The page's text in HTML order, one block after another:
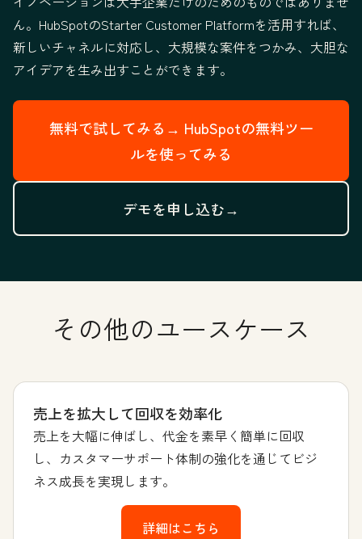
ん。HubSpotのStarter Customer Platformを活用すれば、
新しいチャネルに対応し、大規模な案件をつかみ、大胆な
アイデアを生み出すことができます。
無料で試してみる→ HubSpotの無料ツー
ルを使ってみる
デモを申し込む→
その他のユースケース
売上を拡大して回収を効率化
売上を大幅に伸ばし、代金を素早く簡単に回収
し、カスタマーサポート体制の強化を通じてビジ
ネス成長を実現します。
詳細はこちら